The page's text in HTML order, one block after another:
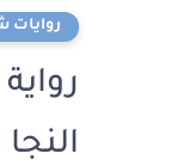
روايات
النجا